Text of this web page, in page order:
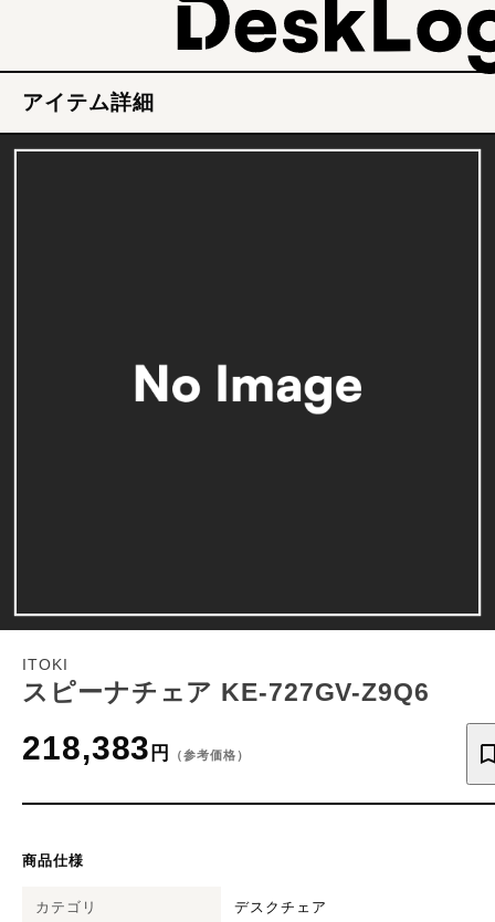
アイテム詳細
ITOKI
スピーナチェア KE-727GV-Z9Q6
218,383 円 （参考価格）
商品仕様
カテゴリ デスクチェア